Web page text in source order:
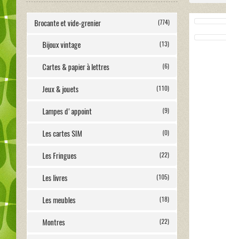
Brocante et vide-grenier (774)
Bijoux vintage (13)
Cartes & papier à lettres (6)
Jeux & jouets (110)
Lampes d'appoint (9)
Les cartes SIM (0)
Les Fringues (22)
Les livres (105)
Les meubles (18)
Montres (22)